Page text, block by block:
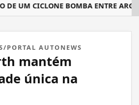
CICLONE BOMBA ENTRE
PORTAL AUTONEWS
mantém
única na